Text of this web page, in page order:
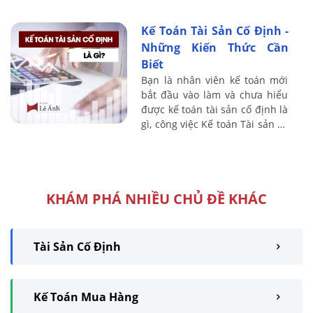
Kế Toán Tài Sản Cố Định -
Những Kiến Thức Cần
Biết
Bạn là nhân viên kế toán mới
bắt đầu vào làm và chưa hiểu
được kế toán tài sản cố định là
gì, công việc Kế toán Tài sản cố
KHÁM PHÁ NHIỀU CHỦ ĐỀ KHÁC
Tài Sản Cố Định
Kế Toán Mua Hàng